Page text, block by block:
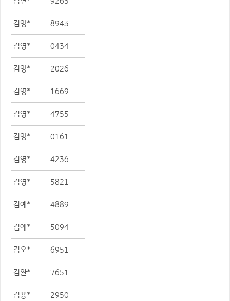
김영* 8943
김영* 0434
김영* 2026
김영* 1669
김영* 4755
김영* 0161
김영* 4236
김영* 5821
김예* 4889
김예* 5094
김오* 6951
김완* 7651
김용* 2950